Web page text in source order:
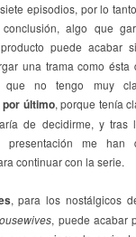
episodios, por lo
algo que
puede acabar
una trama como ésta
que no tengo muy
por último, porque tenía
de decidirme, y tras
presentación me han
continuar con la serie.
, para los nostálgicos
, puede acabar